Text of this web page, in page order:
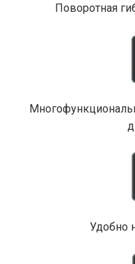
Поворотная
Удобно